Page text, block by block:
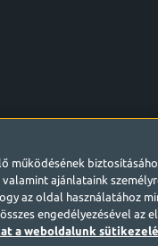
működésének
ajánlataink
az oldal használatához
engedélyezésével
a weboldalunk